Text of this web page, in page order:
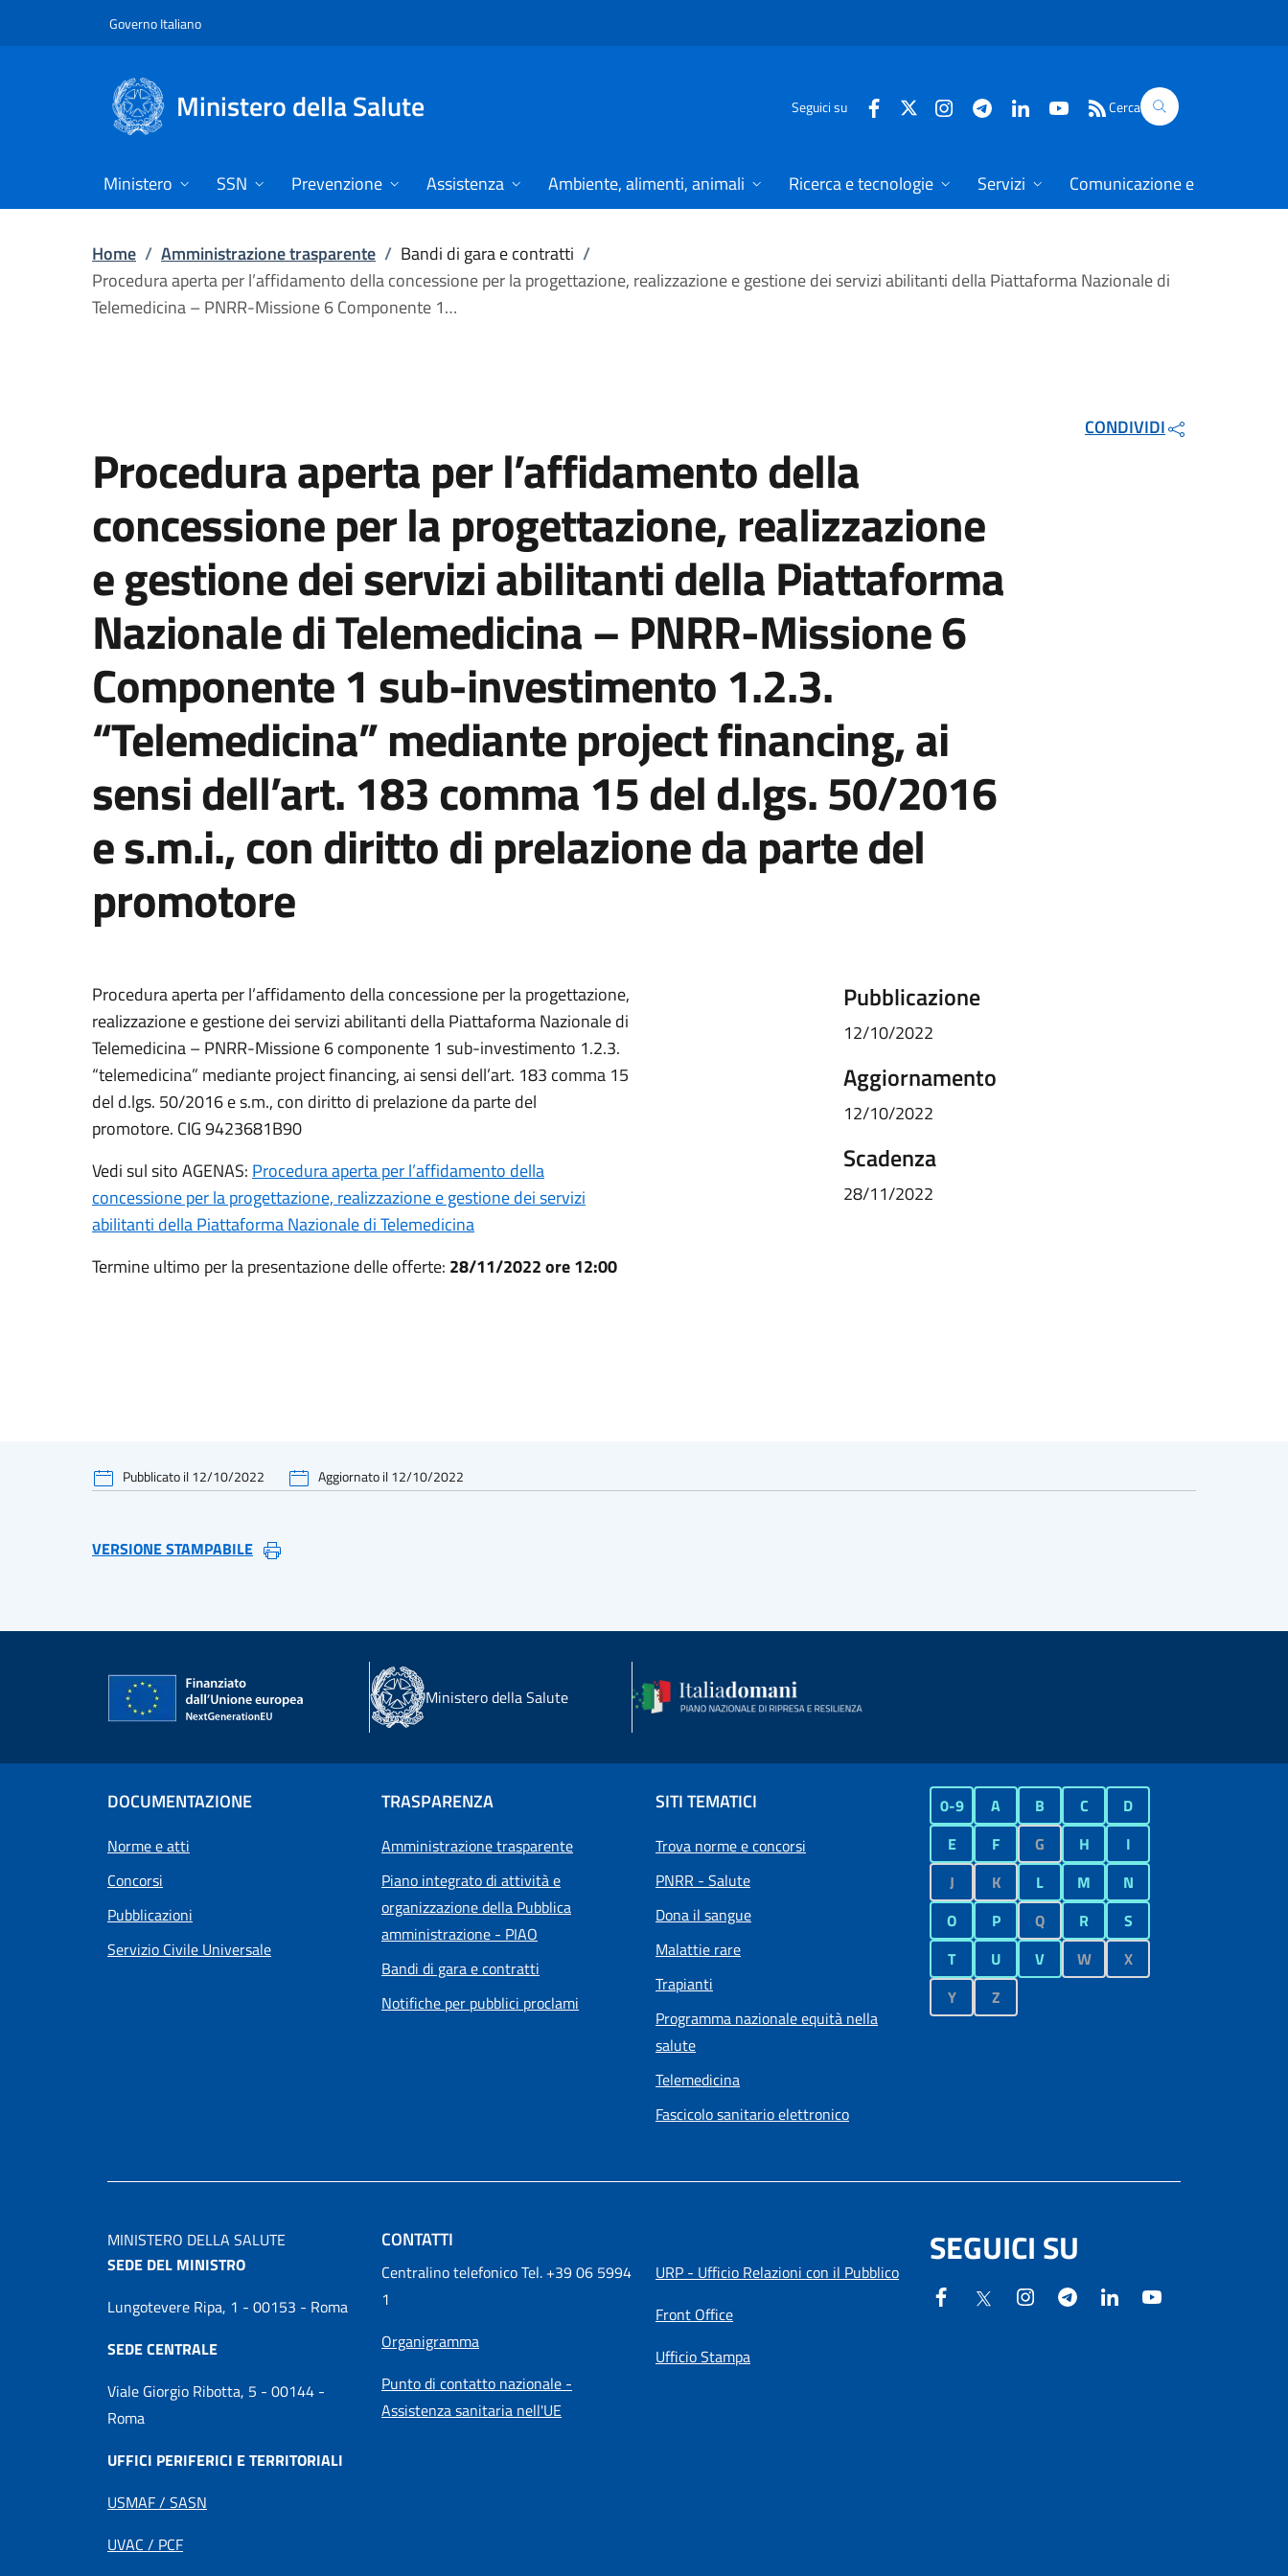
Governo Italiano
Ministero della Salute Seguici su Cerca
Ministero SSN Prevenzione Assistenza Ambiente, alimenti, animali Ricerca e tecnologie Servizi Comunicazione e dati
Home / Amministrazione trasparente / Bandi di gara e contratti /
Procedura aperta per l’affidamento della concessione per la progettazione, realizzazione e gestione dei servizi abilitanti della Piattaforma Nazionale di
Telemedicina – PNRR-Missione 6 Componente 1…
Procedura aperta per l’affidamento della
concessione per la progettazione, realizzazione
e gestione dei servizi abilitanti della Piattaforma
Nazionale di Telemedicina – PNRR-Missione 6
Componente 1 sub-investimento 1.2.3.
“Telemedicina” mediante project financing, ai
sensi dell’art. 183 comma 15 del d.lgs. 50/2016
e s.m.i., con diritto di prelazione da parte del
promotore
CONDIVIDI
Procedura aperta per l’affidamento della concessione per la progettazione,
realizzazione e gestione dei servizi abilitanti della Piattaforma Nazionale di
Telemedicina – PNRR-Missione 6 componente 1 sub-investimento 1.2.3.
“telemedicina” mediante project financing, ai sensi dell’art. 183 comma 15
del d.lgs. 50/2016 e s.m., con diritto di prelazione da parte del
promotore. CIG 9423681B90
Vedi sul sito AGENAS: Procedura aperta per l’affidamento della
concessione per la progettazione, realizzazione e gestione dei servizi
abilitanti della Piattaforma Nazionale di Telemedicina
Termine ultimo per la presentazione delle offerte: 28/11/2022 ore 12:00
Pubblicazione
12/10/2022
Aggiornamento
12/10/2022
Scadenza
28/11/2022
Pubblicato il 12/10/2022 Aggiornato il 12/10/2022
VERSIONE STAMPABILE
Ministero della Salute
DOCUMENTAZIONE
Norme e atti
Concorsi
Pubblicazioni
Servizio Civile Universale
TRASPARENZA
Amministrazione trasparente
Piano integrato di attività e
organizzazione della Pubblica
amministrazione - PIAO
Bandi di gara e contratti
Notifiche per pubblici proclami
SITI TEMATICI
Trova norme e concorsi
PNRR - Salute
Dona il sangue
Malattie rare
Trapianti
Programma nazionale equità nella
salute
Telemedicina
Fascicolo sanitario elettronico
0-9 A B C
D
E
F G H
I
J
K L M
N
O
P Q R
S
T
U V W
X
Y
Z
MINISTERO DELLA SALUTE
SEDE DEL MINISTRO
Lungotevere Ripa, 1 - 00153 - Roma
SEDE CENTRALE
Viale Giorgio Ribotta, 5 - 00144 -
Roma
UFFICI PERIFERICI E TERRITORIALI
USMAF / SASN
UVAC / PCF
CONTATTI
Centralino telefonico Tel. +39 06 5994
1
Organigramma
Punto di contatto nazionale -
Assistenza sanitaria nell'UE
URP - Ufficio Relazioni con il Pubblico
Front Office
Ufficio Stampa
SEGUICI SU